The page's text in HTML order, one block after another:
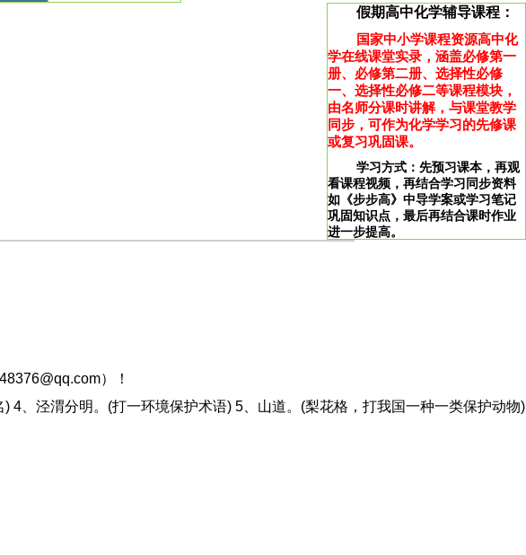
假期高中化学辅导课程：
国家中小学课程资源高中化
学在线课堂实录，涵盖必修第一
册、必修第二册、选择性必修
一、选择性必修二等课程模块，
由名师分课时讲解，与课堂教学
同步，可作为化学学习的先修课
或复习巩固课。
学习方式：先预习课本，再观
看课程视频，再结合学习同步资料
如《步步高》中导学案或学习笔记
巩固知识点，最后再结合课时作业
进一步提高。
）！
、泾渭分明。(打一环境保护术语) 5、山道。(梨花格，打我国一种一类保护动物)